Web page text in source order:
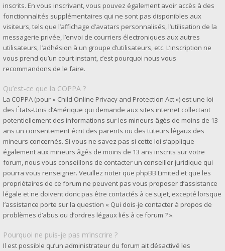
inscrits. En vous inscrivant, vous pouvez également avoir accès à des
fonctionnalités supplémentaires qui ne sont pas disponibles aux
visiteurs, tels que l’affichage d’avatars personnalisés, l’utilisation de la
messagerie privée, l’envoi de courriers électroniques aux autres
utilisateurs, l’adhésion à un groupe d’utilisateurs, etc. L’inscription ne
vous prend qu’un court instant, c’est pourquoi nous vous
recommandons de le faire.
Qu’est-ce que la COPPA ?
La COPPA (pour « Child Online Privacy and Protection Act ») est une loi
des États-Unis d’Amérique qui demande aux sites internet collectant
potentiellement des informations sur les mineurs âgés de moins de 13
ans un consentement écrit des parents ou des tuteurs légaux des
mineurs concernés. Si vous ne savez pas si cette loi s’applique
également aux mineurs âgés de moins de 13 ans inscrits sur votre
forum, nous vous conseillons de contacter un conseiller juridique qui
pourra vous renseigner. Veuillez noter que phpBB Limited et que les
propriétaires de ce forum ne peuvent pas vous proposer d’assistance
légale et ne doivent donc pas être contactés à ce sujet, excepté lorsque
l’assistance porte sur la question « Qui dois-je contacter à propos de
problèmes d’abus ou d’ordres légaux liés à ce forum ? ».
Pourquoi ne puis-je pas m’inscrire ?
Il est possible qu’un administrateur du forum ait désactivé les